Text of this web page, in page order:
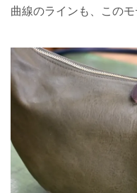
曲線のラインも、この